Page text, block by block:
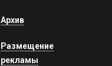
Архив
Размещение
рекламы